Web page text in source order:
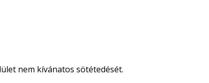
nem kívánatos sötétedését.